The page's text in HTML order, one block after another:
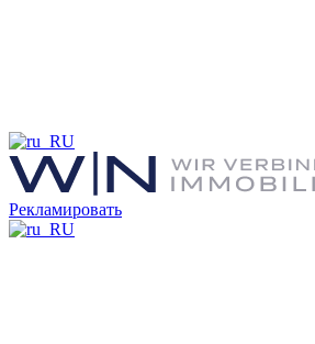
Рекламировать